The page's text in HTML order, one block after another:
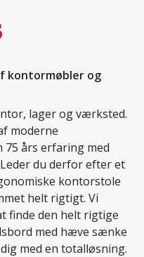
kontormøbler og
lager og værksted.
moderne
75 års erfaring med
du derfor efter et
kontorstole
helt rigtigt. Vi
finde den helt rigtige
med hæve sænke
med en totalløsning.